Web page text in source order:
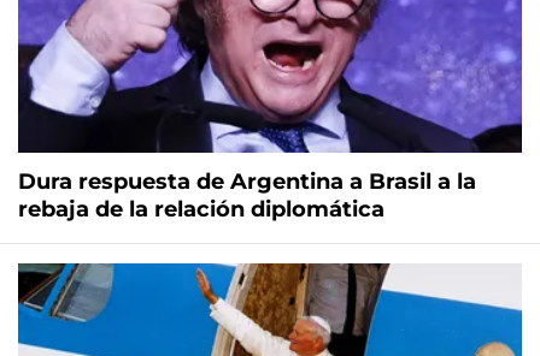
Dura respuesta de Argentina a Brasil a la
rebaja de la relación diplomática